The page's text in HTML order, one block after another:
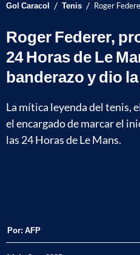
Gol Caracol / Tenis / Roger
Roger Federer,
24 Horas de Le
banderazo y dio
La mítica leyenda del tenis,
el encargado de marcar el
las 24 Horas de Le Mans.
Por: AFP